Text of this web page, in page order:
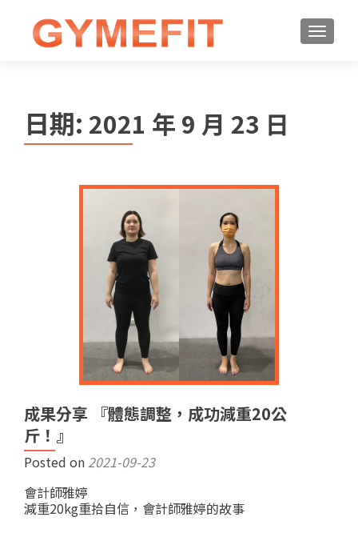
日期: 2021 年 9 月 23 日
成果分享 『體態調整，成功減重20公
斤！』
Posted on 2021-09-23
會計師雅婷
減重20kg重拾自信，會計師雅婷的故事